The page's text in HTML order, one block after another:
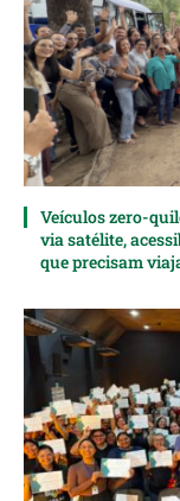
Veículos zero-
via satélite,
que precisam